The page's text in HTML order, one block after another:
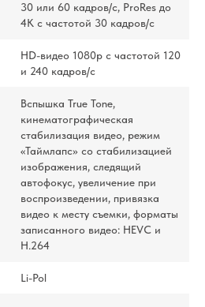
30 или 60 кадров/ с, ProRes до
4K с частотой 30 кадров/ с
HD-видео 1080р с частотой 120
и 240 кадров/ с
Вспышка True Tone,
кинематографическая
стабилизация видео, режим
«Таймлапс» со стабилизацией
изображения, следящий
автофокус, увеличение при
воспроизведении, привязка
видео к месту съемки, форматы
записанного видео: HEVC и
H.264
Li-Pol